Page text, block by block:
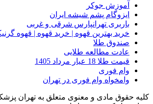
آموزش جوکر
ایزوگام پشم شیشه ایران
باربری تهرانپارس شرقی و غربی
خرید بهترین قهوه | خرید قهوه | قهوه
صندوق طلا
عادت مطالعه طلایی
قیمت طلا 18 عیار مرداد 1405
وام فوری
وامخواه وام فوری در تهران
کلیه حقوق مادی و معنوی متعلق به تهران